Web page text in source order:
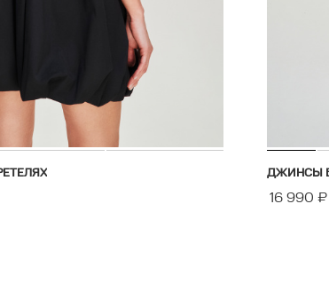
ДЖИНСЫ
16 990 ₽